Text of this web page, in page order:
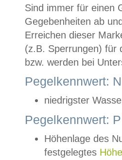
Sind immer für einen
Gegebenheiten ab
Erreichen dieser
(z.B. Sperrungen) für
bzw. werden bei
Pegelkennwert:
niedrigster
Pegelkennwert:
Höhenlage des
festgelegtes